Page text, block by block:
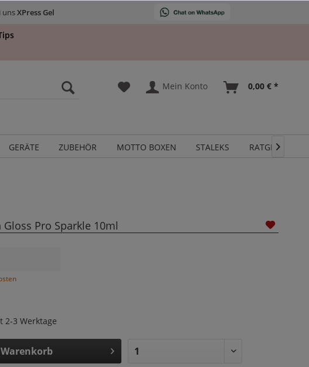
unsXPress Gel
Mein Konto 0,00 € *
GERÄTE ZUBEHÖR MOTTO BOXEN STALEKS RATGEBER

Pro Sparkle 10ml
2-3 Werktage
Warenkorb